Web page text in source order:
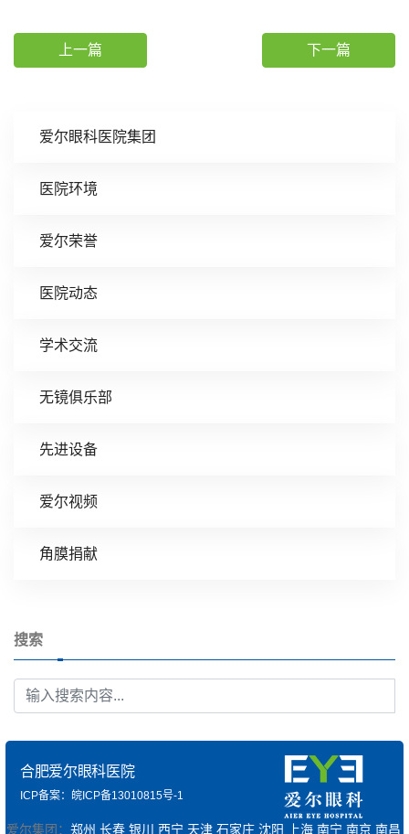
爱尔眼科医院集团
医院环境
爱尔荣誉
医院动态
学术交流
无镜俱乐部
先进设备
爱尔视频
角膜捐献
搜索
上一篇 下一篇
合肥爱尔眼科医院
ICP备案：皖ICP备13010815号-1
爱尔集团： 郑州 长春 银川 西宁 天津 石家庄 沈阳 上海 南宁 南京 南昌